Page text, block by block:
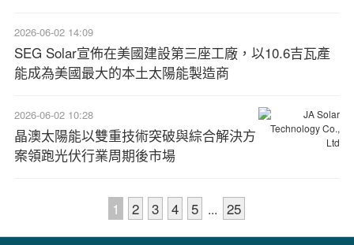
2026-06-02 14:09
SEG Solar宣佈在美國建設第三座工廠，以10.6吉瓦產
能成為美國最大的本土太陽能製造商
2026-06-02 10:28
晶澳太陽能以雙重技術突破與綜合解決方
案領跑光伏行業周期後市場
1 2 3 4 5 ... 25